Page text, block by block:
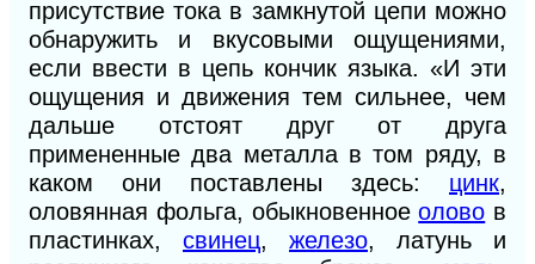
присутствие тока в замкнутой цепи можно
обнаружить и вкусовыми ощущениями,
если ввести в цепь кончик языка. «И эти
ощущения и движения тем сильнее, чем
дальше отстоят друг от друга
примененные два металла в том ряду, в
каком они поставлены здесь: цинк,
оловянная фольга, обыкновенноеолово в
пластинках, свинец, железо, латунь и